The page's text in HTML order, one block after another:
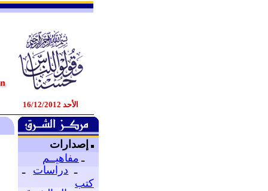
الأحد 16/12/2012
إصدارات
ـ مفاهيــم
ـ دراسات
ـ
كتب